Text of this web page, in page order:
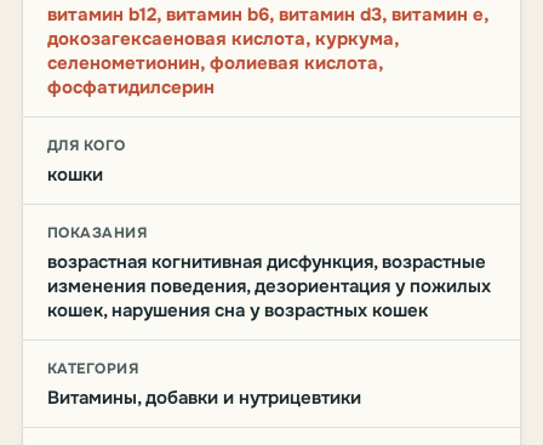
витамин b12, витамин b6, витамин d3, витамин e,
докозагексаеновая кислота, куркума,
селенометионин, фолиевая кислота,
фосфатидилсерин
ДЛЯ КОГО
кошки
ПОКАЗАНИЯ
возрастная когнитивная дисфункция, возрастные
изменения поведения, дезориентация у пожилых
кошек, нарушения сна у возрастных кошек
КАТЕГОРИЯ
Витамины, добавки и нутрицевтики